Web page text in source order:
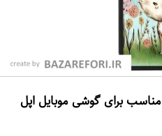
کاور طرح گربه کد 110540809 مناسب برای گوشی موبایل اپل